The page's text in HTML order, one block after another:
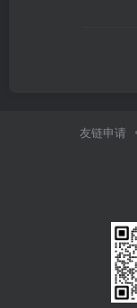
友链申请